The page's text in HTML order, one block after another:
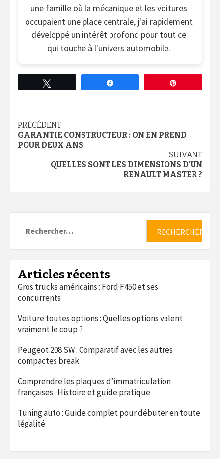
une famille où la mécanique et les voitures
occupaient une place centrale, j'ai rapidement
développé un intérêt profond pour tout ce
qui touche à l'univers automobile.
Continue
Reading
PRÉCÉDENT
GARANTIE CONSTRUCTEUR : ON EN PREND
POUR DEUX ANS
SUIVANT
QUELLES SONT LES DIMENSIONS D’UN
RENAULT MASTER ?
Articles récents
Gros trucks américains : Ford F450 et ses
concurrents
Voiture toutes options : Quelles options valent
vraiment le coup ?
Peugeot 208 SW : Comparatif avec les autres
compactes break
Comprendre les plaques d’immatriculation
françaises : Histoire et guide pratique
Tuning auto : Guide complet pour débuter en toute
légalité